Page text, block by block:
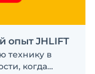
опыт JHLIFT
технику в
когда